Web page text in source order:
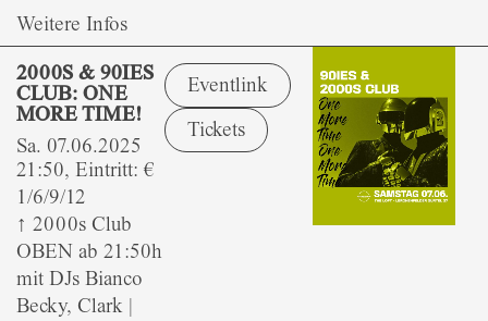
Weitere Infos
2000S & 90IES
CLUB: ONE
MORE TIME!
Sa. 07.06.2025
21:50, Eintritt: €
1/6/9/12
↑ 2000s Club
OBEN ab 21:50h
mit DJs Bianco
Becky, Clark |
Eventlink
Tickets